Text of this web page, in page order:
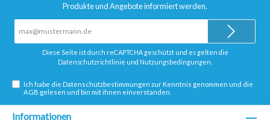
Produkte und Angebote informiert werden.
Adresse*
Diese Seite ist durch reCAPTCHA geschützt und es gelten die
Datenschutzrichtlinie und Nutzungsbedingungen
Ich habe dieDatenschutzbestimmungen zur Kenntnis genommen und die
AGB gelesen und bin mit ihnen einverstanden.
Informationen